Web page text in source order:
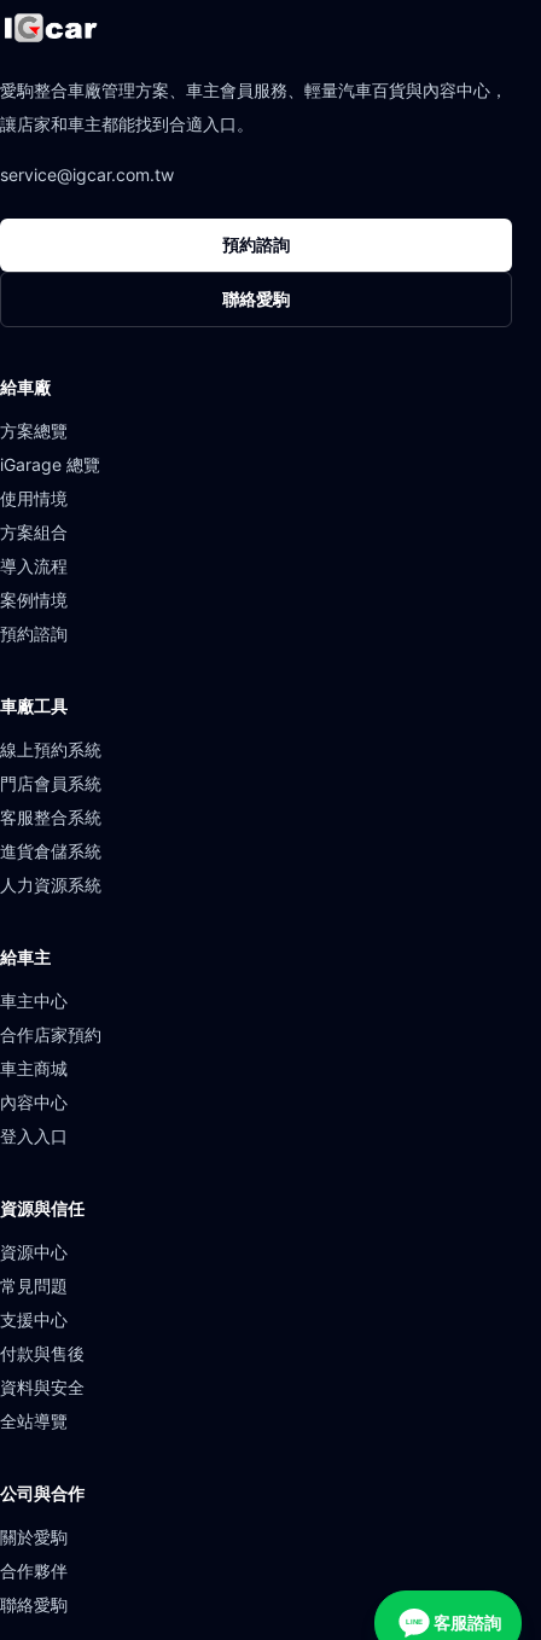
愛駒整合車廠管理方案、車主會員服務、輕量汽車百貨與內容中心，
讓店家和車主都能找到合適入口。
service@igcar.com.tw
預約諮詢
聯絡愛駒
給車廠
方案總覽
iGarage 總覽
使用情境
方案組合
導入流程
案例情境
預約諮詢
車廠工具
線上預約系統
門店會員系統
客服整合系統
進貨倉儲系統
人力資源系統
給車主
車主中心
合作店家預約
車主商城
內容中心
登入入口
資源與信任
資源中心
常見問題
支援中心
付款與售後
資料與安全
全站導覽
公司與合作
關於愛駒
合作夥伴
聯絡愛駒
LINE 客服諮詢